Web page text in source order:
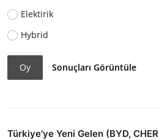
Elektirik
Hybrid
Oy Sonuçları Görüntüle
Türkiye'ye Yeni Gelen (BYD,